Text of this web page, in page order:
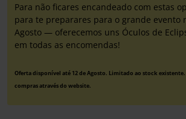
Para não ficares encandeado com estas
para te preparares para o grande evento
Agosto — oferecemos uns Óculos de
em todas as encomendas!
Oferta disponível até 12 de Agosto. Limitado ao stock
compras através do website.